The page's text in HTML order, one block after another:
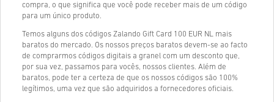
compra, o que significa que você pode receber mais de um código
para um único produto.
Temos alguns dos códigos Zalando Gift Card 100 EUR NL mais
baratos do mercado. Os nossos preços baratos devem-se ao facto
de comprarmos códigos digitais a granel com um desconto que,
por sua vez, passamos para vocês, nossos clientes. Além de
baratos, pode ter a certeza de que os nossos códigos são 100%
legítimos, uma vez que são adquiridos a fornecedores oficiais.